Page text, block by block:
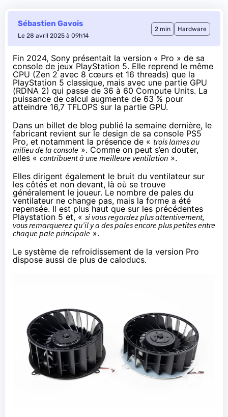
Sébastien Gavois
Le 28 avril 2025 à 09h14
2 min Hardware
Fin 2024, Sony présentait la version « Pro » de sa
console de jeux PlayStation 5. Elle reprend le même
CPU (Zen 2 avec 8 cœurs et 16 threads) que la
PlayStation 5 classique, mais avec une partie GPU
(RDNA 2) qui passe de 36 à 60 Compute Units. La
puissance de calcul augmente de 63 % pour
atteindre 16,7 TFLOPS sur la partie GPU.
Dans un billet de blog publié la semaine dernière, le
fabricant revient sur le design de sa console PS5
Pro, et notamment la présence de « trois lames au
milieu de la console ». Comme on peut s’en douter,
elles « contribuent à une meilleure ventilation ».
Elles dirigent également le bruit du ventilateur sur
les côtés et non devant, là où se trouve
généralement le joueur. Le nombre de pales du
ventilateur ne change pas, mais la forme a été
repensée. Il est plus haut que sur les précédentes
Playstation 5 et, « si vous regardez plus attentivement,
vous remarquerez qu’il y a des pales encore plus petites entre
chaque pale principale ».
Le système de refroidissement de la version Pro
dispose aussi de plus de caloducs.